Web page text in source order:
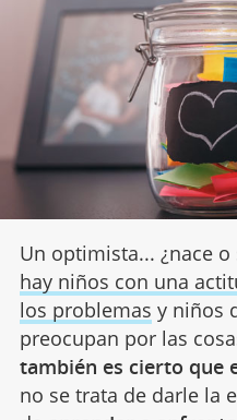
Un optimista... ¿nace o
hay niños con una
los problemas y niños
preocupan por las
también es cierto que
no se trata de darle la